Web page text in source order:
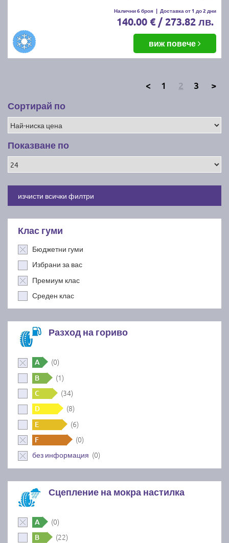
Налични 6 броя | Доставка от 1 до 2 дни
140.00 € / 273.82 лв.
виж повече
< 1 2 3
>
Сортирай по
Показване по
изчисти всички филтри
Клас гуми
Бюджетни гуми
Избрани за вас
Премиум клас
Среден клас
Разход на гориво
A (0)
B (1)
C (34)
D (8)
E (6)
F (0)
без информация (0)
Сцепление на мокра настилка
A (0)
B (22)